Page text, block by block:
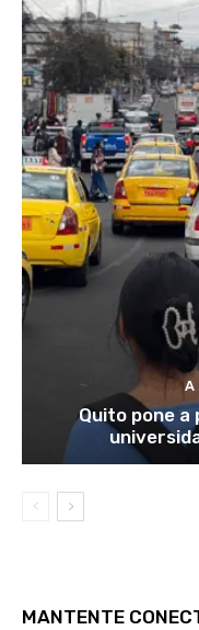
A
Quito pone a
MANTENTE